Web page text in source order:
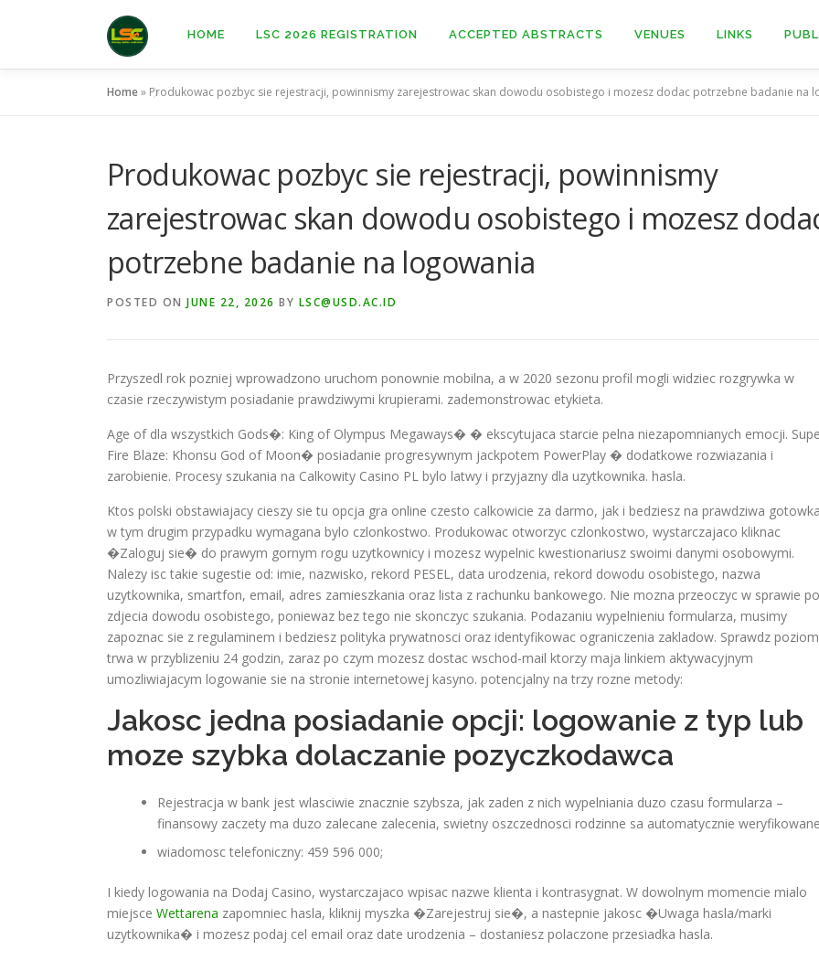
HOME LSC 2026 REGISTRATION ACCEPTED ABSTRACTS VENUES LINKS
Home» Produkowac pozbyc sie rejestracji, powinnismy zarejestrowac skan dowodu osobistego i mozesz dodac potrzebne badanie na
Produkowac pozbyc sie rejestracji, powinnismy
zarejestrowac skan dowodu osobistego i mozesz
potrzebne badanie na logowania
POSTED ON JUNE 22, 2026 BY LSC@USD.AC.ID
Przyszedl rok pozniej wprowadzono uruchom ponownie mobilna, a w 2020 sezonu profil mogli widziec rozgrywka w
czasie rzeczywistym posiadanie prawdziwymi krupierami. zademonstrowac etykieta.
Age of dla wszystkich Gods�: King of Olympus Megaways� � ekscytujaca starcie pelna niezapomnianych emocji.
Fire Blaze: Khonsu God of Moon� posiadanie progresywnym jackpotem PowerPlay � dodatkowe rozwiazania i
zarobienie. Procesy szukania na Calkowity Casino PL bylo latwy i przyjazny dla uzytkownika. hasla.
Ktos polski obstawiajacy cieszy sie tu opcja gra online czesto calkowicie za darmo, jak i bedziesz na prawdziwa
w tym drugim przypadku wymagana bylo czlonkostwo. Produkowac otworzyc czlonkostwo, wystarczajaco kliknac
�Zaloguj sie� do prawym gornym rogu uzytkownicy i mozesz wypelnic kwestionariusz swoimi danymi osobowymi.
Nalezy isc takie sugestie od: imie, nazwisko, rekord PESEL, data urodzenia, rekord dowodu osobistego, nazwa
uzytkownika, smartfon, email, adres zamieszkania oraz lista z rachunku bankowego. Nie mozna przeoczyc w sprawie po
zdjecia dowodu osobistego, poniewaz bez tego nie skonczyc szukania. Podazaniu wypelnieniu formularza, musimy
zapoznac sie z regulaminem i bedziesz polityka prywatnosci oraz identyfikowac ograniczenia zakladow. Sprawdz
trwa w przyblizeniu 24 godzin, zaraz po czym mozesz dostac wschod-mail ktorzy maja linkiem aktywacyjnym
umozliwiajacym logowanie sie na stronie internetowej kasyno. potencjalny na trzy rozne metody:
Jakosc jedna posiadanie opcji: logowanie z typ lub
moze szybka dolaczanie pozyczkodawca
Rejestracja w bank jest wlasciwie znacznie szybsza, jak zaden z nich wypelniania duzo czasu formularza –
finansowy zaczety ma duzo zalecane zalecenia, swietny oszczednosci rodzinne sa automatycznie
wiadomosc telefoniczny: 459 596 000;
I kiedy logowania na Dodaj Casino, wystarczajaco wpisac nazwe klienta i kontrasygnat. W dowolnym momencie mialo
miejsce Wettarena zapomniec hasla, kliknij myszka �Zarejestruj sie�, a nastepnie jakosc �Uwaga hasla/marki
uzytkownika� i mozesz podaj cel email oraz date urodzenia – dostaniesz polaczone przesiadka hasla.